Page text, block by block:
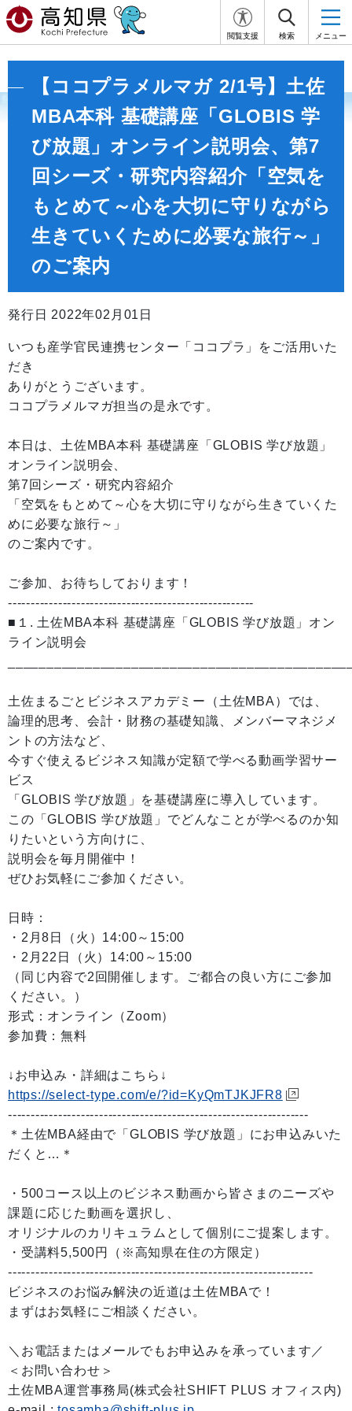
閲覧支援 検索 メニュー
【ココプラメルマガ 2/1号】土佐
MBA本科 基礎講座「GLOBIS 学
び放題」オンライン説明会、第7
回シーズ・研究内容紹介「空気を
もとめて～心を大切に守りながら
生きていくために必要な旅行～」
のご案内
発行日 2022年02月01日
いつも産学官民連携センター「ココプラ」をご活用いた
だき
ありがとうございます。
ココプラメルマガ担当の是永です。
本日は、土佐MBA本科 基礎講座「GLOBIS 学び放題」
オンライン説明会、
第7回シーズ・研究内容紹介
「空気をもとめて～心を大切に守りながら生きていくた
めに必要な旅行～」
のご案内です。
ご参加、お待ちしております！
------------------------------------------------------
■１. 土佐MBA本科 基礎講座「GLOBIS 学び放題」オン
ライン説明会
土佐まるごとビジネスアカデミー（土佐MBA）では、
論理的思考、会計・財務の基礎知識、メンバーマネジメ
ントの方法など、
今すぐ使えるビジネス知識が定額で学べる動画学習サー
ビス
「GLOBIS 学び放題」を基礎講座に導入しています。
この「GLOBIS 学び放題」でどんなことが学べるのか知
りたいという方向けに、
説明会を毎月開催中！
ぜひお気軽にご参加ください。
日時：
・2月8日（火）14:00～15:00
・2月22日（火）14:00～15:00
（同じ内容で2回開催します。ご都合の良い方にご参加
ください。）
形式：オンライン（Zoom）
参加費：無料
↓お申込み・詳細はこちら↓
https://select-type.com/e/?id=KyQmTJKJFR8
------------------------------------------------------------------
＊土佐MBA経由で「GLOBIS 学び放題」にお申込みいた
だくと…＊
・500コース以上のビジネス動画から皆さまのニーズや
課題に応じた動画を選択し、
オリジナルのカリキュラムとして個別にご提案します。
・受講料5,500円（※高知県在住の方限定）
-------------------------------------------------------------------
ビジネスのお悩み解決の近道は土佐MBAで！
まずはお気軽にご相談ください。
＼お電話またはメールでもお申込みを承っています／
＜お問い合わせ＞
土佐MBA運営事務局(株式会社SHIFT PLUS オフィス内)